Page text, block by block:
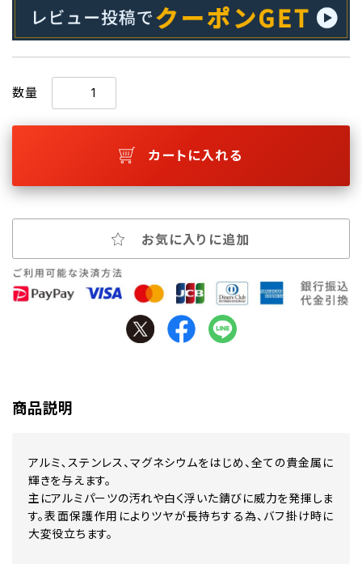
数量
カートに入れる
お気に入りに追加
商品説明
アルミ､ステンレス、マグネシウムをはじめ、全ての貴金属に
輝きを与えます。
主にアルミパーツの汚れや白く浮いた錆びに威力を発揮しま
す。表面保護作用によりツヤが長持ちする為、バフ掛け時に
大変役立ちます。